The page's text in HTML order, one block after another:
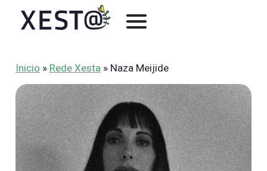
Inicio»Rede Xesta» Naza Meijide